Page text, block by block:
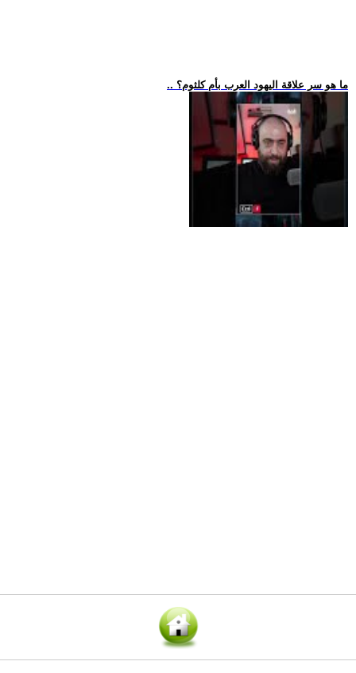
.. ما هو سر علاقة اليهود العرب بأم كلثوم؟